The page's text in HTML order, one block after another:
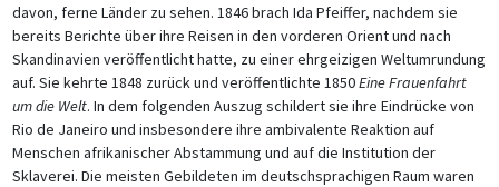
davon, ferne Länder zu sehen. 1846 brach Ida Pfeiffer, nachdem sie
bereits Berichte über ihre Reisen in den vorderen Orient und nach
Skandinavien veröffentlicht hatte, zu einer ehrgeizigen Weltumrundung
auf. Sie kehrte 1848 zurück und veröffentlichte 1850Eine Frauenfahrt
um die Welt. In dem folgenden Auszug schildert sie ihre Eindrücke von
Rio de Janeiro und insbesondere ihre ambivalente Reaktion auf
Menschen afrikanischer Abstammung und auf die Institution der
Sklaverei. Die meisten Gebildeten im deutschsprachigen Raum waren